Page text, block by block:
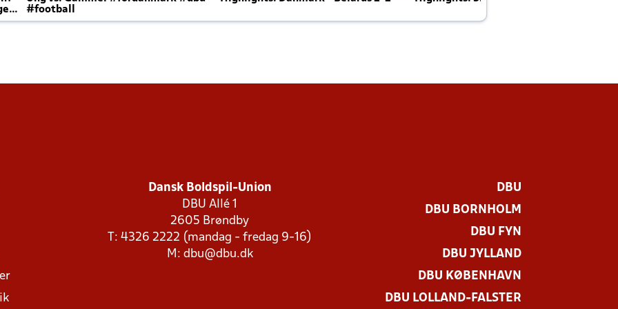
#football
Dansk Boldspil-Union
DBU Allé 1
2605 Brøndby
T: 4326 2222 (mandag - fredag 9-16)
M: dbu@dbu.dk
DBU
DBU BORNHOLM
DBU FYN
DBU JYLLAND
DBU KØBENHAVN
DBU LOLLAND-FALSTER